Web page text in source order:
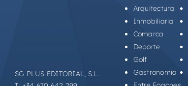
SG PLUS EDITORIAL, S.L.
Arquitectura
Inmobiliaria
Comarca
Deporte
Golf
Gastronomía